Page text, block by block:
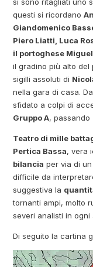
questi si ricordano
Giandomenico
Piero Liatti, Luca
il portoghese
il gradino più alto del
sigilli assoluti di
nella gara di casa.
sfidato a colpi di
Gruppo A,
Teatro di mille
Pertica Bassa, vera
bilancia per via di
difficile da
suggestiva la
tornanti ampi, molto
severi analisti in
Di seguito la cartina